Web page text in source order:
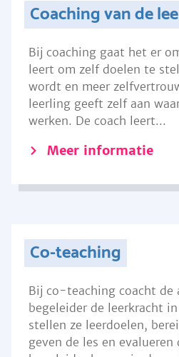
Coaching van de
Bij coaching gaat het er
leert om zelf doelen te
wordt en meer
leerling geeft zelf aan
werken. De coach leert...
Meer informatie
Co-teaching
Bij co-teaching coacht de
begeleider de leerkracht
stellen ze leerdoelen,
geven de les en